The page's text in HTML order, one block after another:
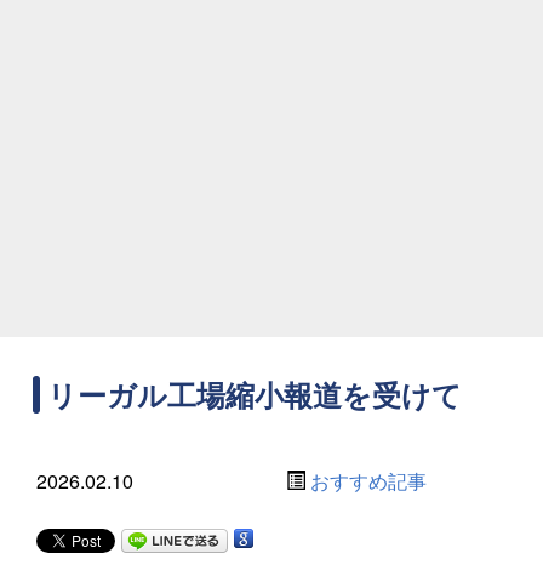
リーガル工場縮小報道を受けて
2026.02.10 おすすめ記事